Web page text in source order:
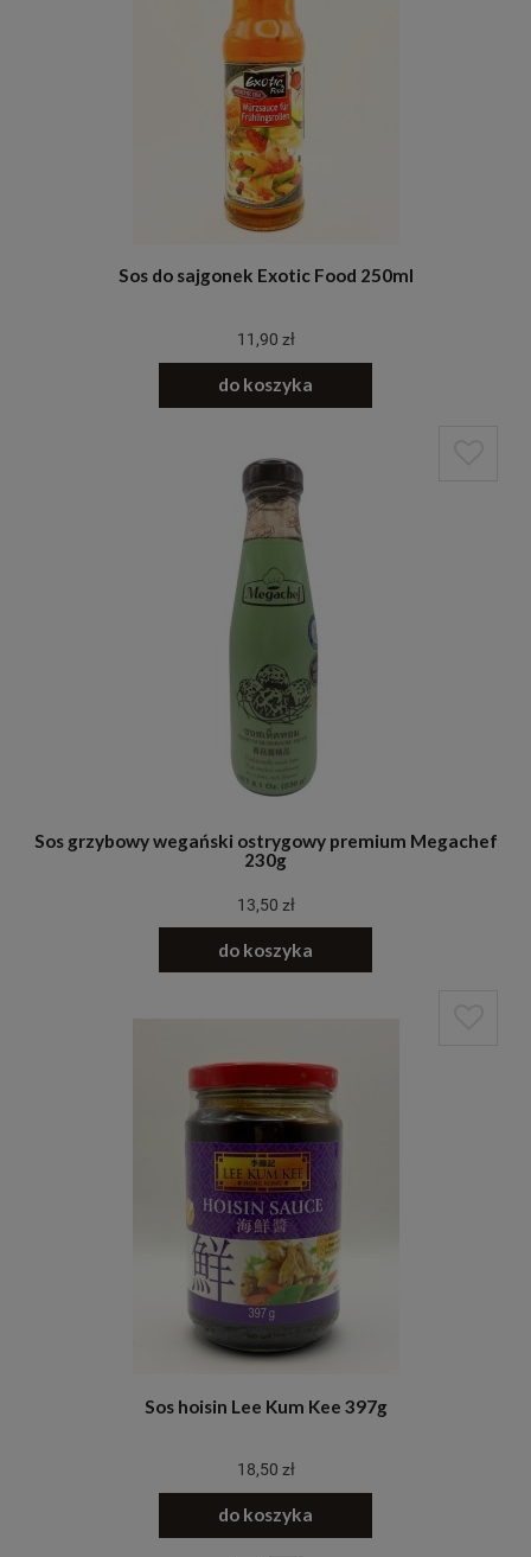
Sos do sajgonek Exotic Food 250ml
11,90 zł
do koszyka
Sos grzybowy wegański ostrygowy premium Megachef
230g
13,50 zł
do koszyka
Sos hoisin Lee Kum Kee 397g
18,50 zł
do koszyka